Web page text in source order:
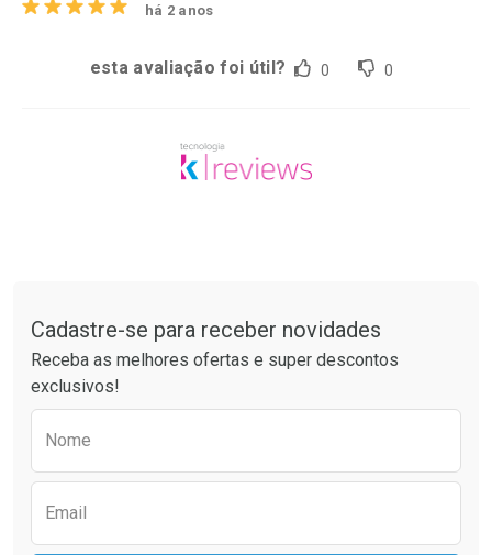
há 2 anos
esta avaliação foi útil? 0 0
Cadastre-se para receber novidades
Receba as melhores ofertas e super descontos
exclusivos!
Nome
Email